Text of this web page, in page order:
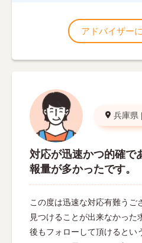
アドバイザー
兵庫県 |
対応が迅速かつ的確で
報量が多かったです。
この度は迅速な対応有難うご
見つけることが出来なかった
後もフォローして頂けるとい